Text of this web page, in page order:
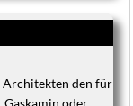
Architekten den für
Gaskamin oder